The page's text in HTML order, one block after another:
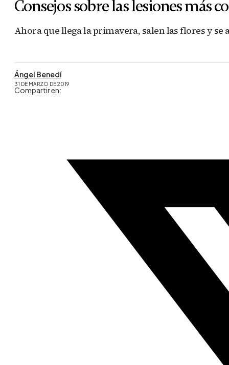
Consejos sobre las lesiones más
Ahora que llega la primavera, salen las flores y
Ángel Benedí
31 DE MARZO DE 2019
Compartir en: